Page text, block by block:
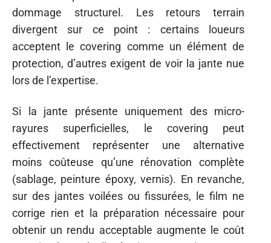
dommage structurel. Les retours terrain
divergent sur ce point : certains loueurs
acceptent le covering comme un élément de
protection, d’autres exigent de voir la jante nue
lors de l’expertise.
Si la jante présente uniquement des micro-
rayures superficielles, le covering peut
effectivement représenter une alternative
moins coûteuse qu’une rénovation complète
(sablage, peinture époxy, vernis). En revanche,
sur des jantes voilées ou fissurées, le film ne
corrige rien et la préparation nécessaire pour
obtenir un rendu acceptable augmente le coût